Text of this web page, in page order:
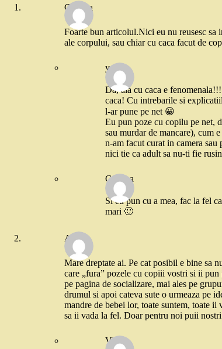
Cristina
Foarte bun articolul.Nici eu nu reusesc sa
ale corpului, sau chiar cu caca facut de
yoyo
Da, aia cu caca e
caca! Cu intrebarile si
l-ar pune pe net 😀
Eu pun poze cu copilu pe net,
sau murdar de mancare), cum
n-am facut curat in camera sau
nici tie ca adult sa nu-ti fie
Cristina
Si eu pun cu a mea, fac la fel
mari 🙂
Ana
Mare dreptate ai. Pe cat posibil e bine sa
care „fura” pozele cu copiii vostri si ii pun
pe pagina de socializare, mai ales pe
drumul si apoi cateva sute o urmeaza pe
mandre de bebei lor, toate suntem, toate ii
sa ii vada la fel. Doar pentru noi puii
Vio